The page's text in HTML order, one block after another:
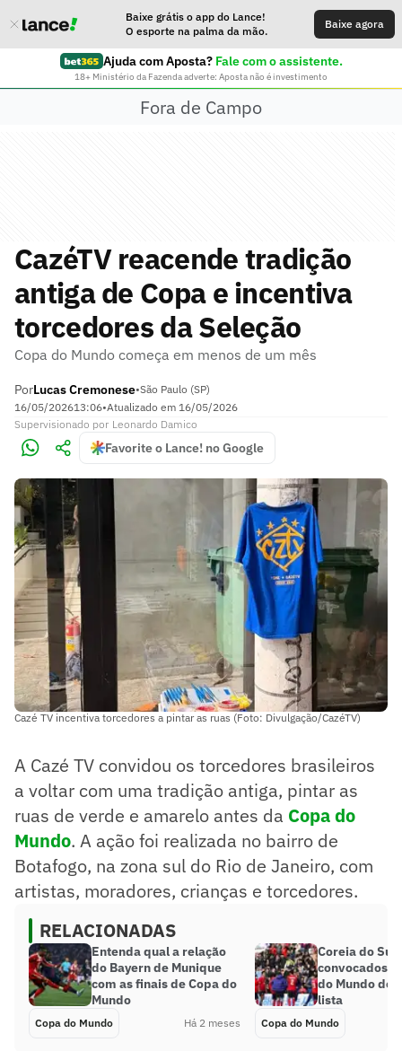
Baixe grátis o app do Lance!
O esporte na palma da mão.
Baixe agora
Ajuda com Aposta? Fale com o assistente.
18+ Ministério da Fazenda adverte: Aposta não é investimento
Fora de Campo
CazéTV reacende tradição
antiga de Copa e incentiva
torcedores da Seleção
Copa do Mundo começa em menos de um mês
PorLucas Cremonese•São Paulo (SP)
16/05/202613:06•Atualizado em 16/05/2026
Supervisionado por Leonardo Damico
Favorite o Lance! no Google
Cazé TV incentiva torcedores a pintar as ruas (Foto: Divulgação/CazéTV)
A Cazé TV convidou os torcedores brasileiros
a voltar com uma tradição antiga, pintar as
ruas de verde e amarelo antes da Copa do
Mundo. A ação foi realizada no bairro de
Botafogo, na zona sul do Rio de Janeiro, com
artistas, moradores, crianças e torcedores.
RELACIONADAS
Entenda qual a relação
do Bayern de Munique
com as finais de Copa do
Mundo
Copa do Mundo Há 2 meses
Coreia do Sul
convocados
do Mundo de
lista
Copa do Mundo